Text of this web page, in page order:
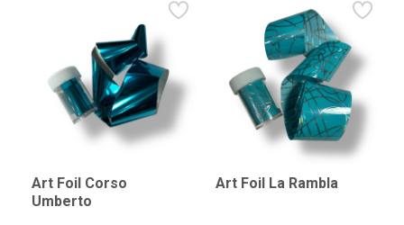
Art Foil Corso
Umberto
Art Foil La Rambla